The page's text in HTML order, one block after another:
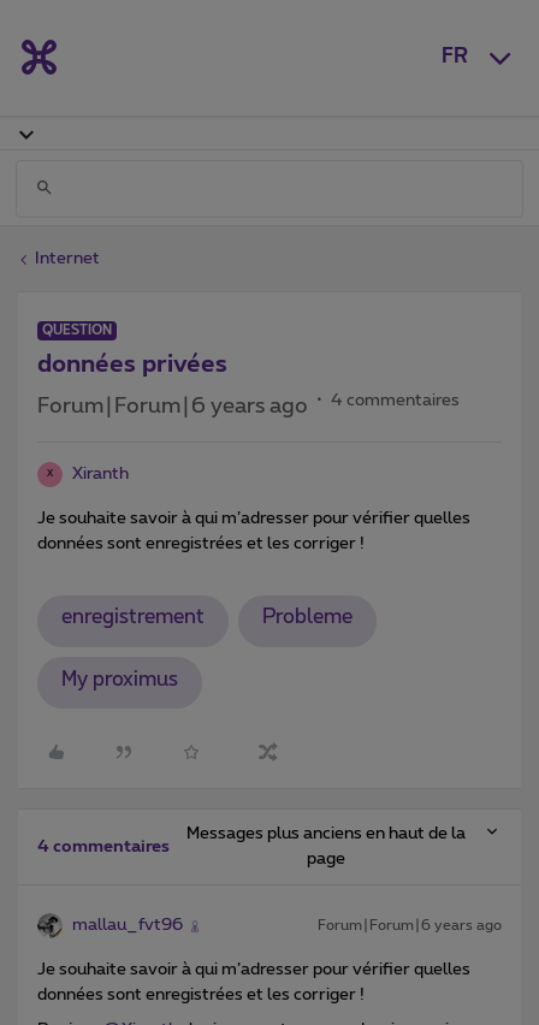
FR
Internet
QUESTION
données privées
Forum|Forum|6 years ago 4 commentaires
X Xiranth
Je souhaite savoir à qui m’adresser pour vérifier quelles
données sont enregistrées et les corriger !
enregistrement Probleme
My proximus
4 commentaires
Messages plus anciens en haut de la
page
mallau_fvt96 Forum|Forum|6 years ago
Je souhaite savoir à qui m’adresser pour vérifier quelles
données sont enregistrées et les corriger !